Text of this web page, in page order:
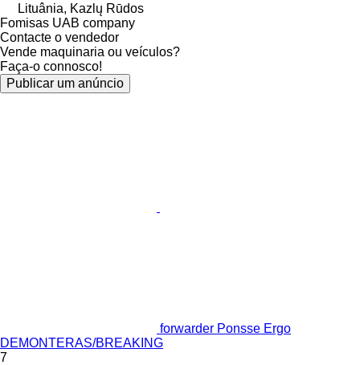
Lituânia, Kazlų Rūdos
Fomisas UAB company
Contacte o vendedor
Vende maquinaria ou veículos?
Faça-o connosco!
Publicar um anúncio
forwarder Ponsse Ergo
DEMONTERAS/BREAKING
7